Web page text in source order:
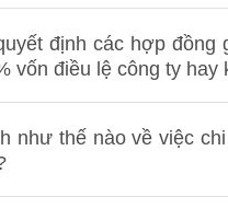
định các hợp đồng
vốn điều lệ công ty hay
như thế nào về việc